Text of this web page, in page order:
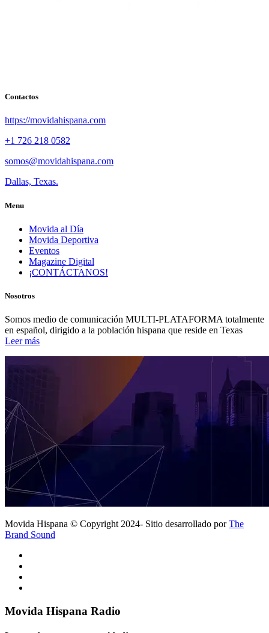
Contactos
https://movidahispana.com
+1 726 218 0582
somos@movidahispana.com
Dallas, Texas.
Menu
Movida al Día
Movida Deportiva
Eventos
Magazine Digital
¡CONTÁCTANOS!
Nosotros
Somos medio de comunicación MULTI-PLATAFORMA totalmente
en español, dirigido a la población hispana que reside en Texas
Leer más
Movida Hispana © Copyright 2024- Sitio desarrollado porThe
Brand Sound
Movida Hispana Radio